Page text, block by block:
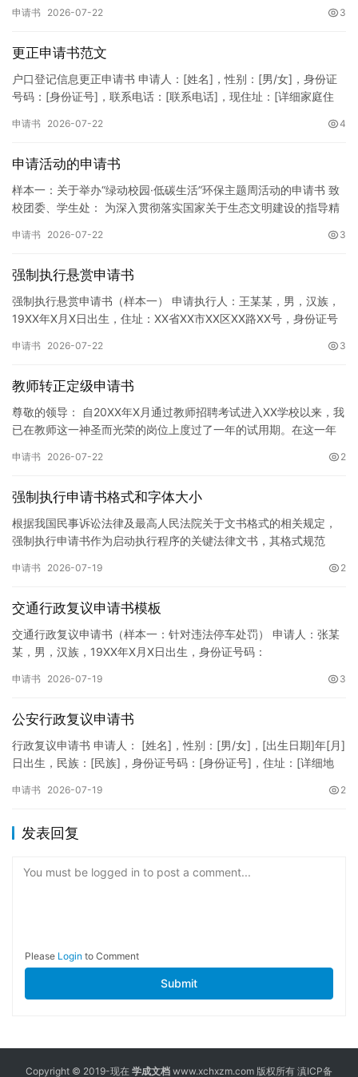
申请书 2026-07-22 3
更正申请书范文
户口登记信息更正申请书 申请人：[姓名]，性别：[男/女]，身份证
号码：[身份证号]，联系电话：[联系电话]，现住址：[详细家庭住
申请书 2026-07-22 4
申请活动的申请书
样本一：关于举办“绿动校园·低碳生活”环保主题周活动的申请书 致
校团委、学生处： 为深入贯彻落实国家关于生态文明建设的指导精
申请书 2026-07-22 3
强制执行悬赏申请书
强制执行悬赏申请书（样本一） 申请执行人：王某某，男，汉族，
19XX年X月X日出生，住址：XX省XX市XX区XX路XX号，身份证号
申请书 2026-07-22 3
教师转正定级申请书
尊敬的领导： 自20XX年X月通过教师招聘考试进入XX学校以来，我
已在教师这一神圣而光荣的岗位上度过了一年的试用期。在这一年
申请书 2026-07-22 2
强制执行申请书格式和字体大小
根据我国民事诉讼法律及最高人民法院关于文书格式的相关规定，
强制执行申请书作为启动执行程序的关键法律文书，其格式规范
纸张与…
申请书 2026-07-19 2
交通行政复议申请书模板
交通行政复议申请书（样本一：针对违法停车处罚） 申请人：张某
某，男，汉族，19XX年X月X日出生，身份证号码：
申请书 2026-07-19 3
公安行政复议申请书
行政复议申请书 申请人： [姓名]，性别：[男/女]，[出生日期]年[月]
日出生，民族：[民族]，身份证号码：[身份证号]，住址：[详细地
申请书 2026-07-19 2
发表回复
You must be logged in to post a comment...
Please Login to Comment
Submit
Copyright © 2019-现在 学成文档 www.xchxzm.com 版权所有 滇ICP备